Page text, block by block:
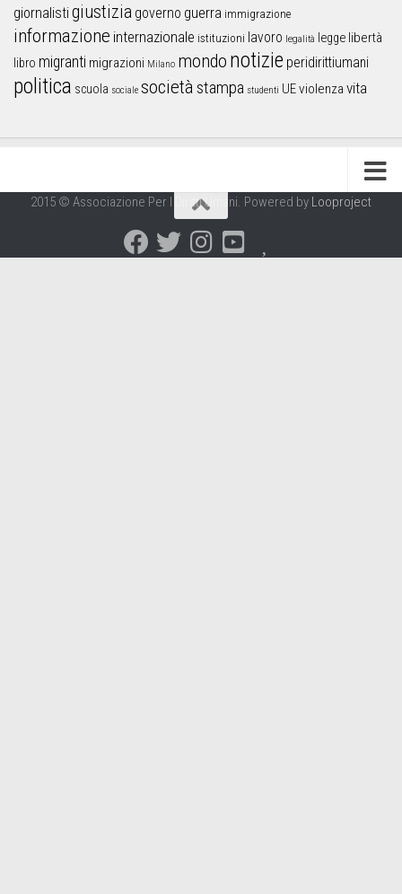
giornalistigiustizia governo guerra immigrazione
informazione internazionale istituzioni lavoro legalità legge libertà
libro migranti migrazioni Milano mondo notizie peridirittiumani
politica scuola sociale società stampa studenti UEviolenza vita
2015 © Associazione Per I Diritti Umani. Powered by Looproject